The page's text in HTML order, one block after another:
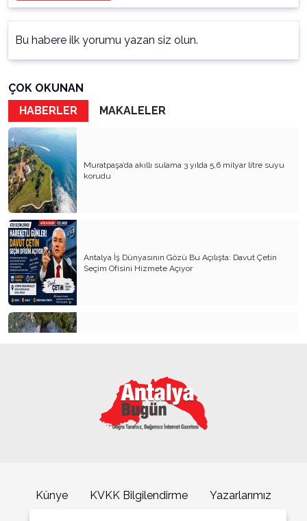
Bu habere ilk yorumu yazan siz olun.
ÇOK OKUNAN
HABERLER
MAKALELER
Muratpaşa’da akıllı sulama 3 yılda 5,6 milyar litre suyu
korudu
Antalya İş Dünyasının Gözü Bu Açılışta: Davut Çetin
Seçim Ofisini Hizmete Açıyor
Künye KVKK Bilgilendirme
Yazarlarımız